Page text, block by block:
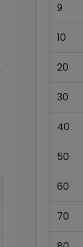
9
10
20
30
40
50
60
70